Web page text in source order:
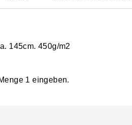
145cm. 450g/m2
1 eingeben.